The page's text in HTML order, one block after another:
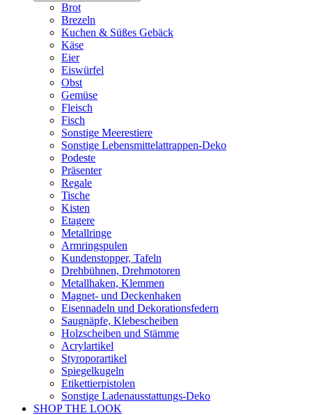
Brot
Brezeln
Kuchen & Süßes Gebäck
Käse
Eier
Eiswürfel
Obst
Gemüse
Fleisch
Fisch
Sonstige Meerestiere
Sonstige Lebensmittelattrappen-Deko
Podeste
Präsenter
Regale
Tische
Kisten
Etagere
Metallringe
Armringspulen
Kundenstopper, Tafeln
Drehbühnen, Drehmotoren
Metallhaken, Klemmen
Magnet- und Deckenhaken
Eisennadeln und Dekorationsfedern
Saugnäpfe, Klebescheiben
Holzscheiben und Stämme
Acrylartikel
Styroporartikel
Spiegelkugeln
Etikettierpistolen
Sonstige Ladenausstattungs-Deko
SHOP THE LOOK